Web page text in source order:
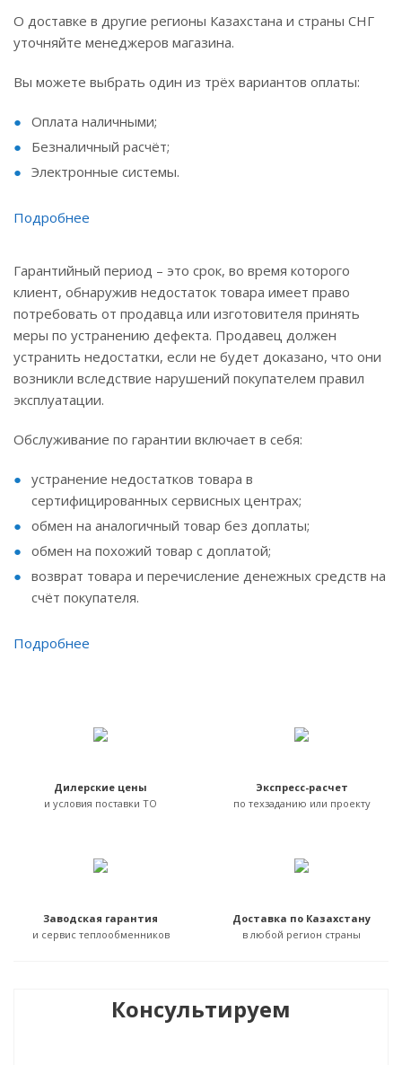
О доставке в другие регионы Казахстана и страны СНГ
уточняйте менеджеров магазина.
Вы можете выбрать один из трёх вариантов оплаты:
Оплата наличными;
Безналичный расчёт;
Электронные системы.
Подробнее
Гарантийный период – это срок, во время которого
клиент, обнаружив недостаток товара имеет право
потребовать от продавца или изготовителя принять
меры по устранению дефекта. Продавец должен
устранить недостатки, если не будет доказано, что они
возникли вследствие нарушений покупателем правил
эксплуатации.
Обслуживание по гарантии включает в себя:
устранение недостатков товара в
сертифицированных сервисных центрах;
обмен на аналогичный товар без доплаты;
обмен на похожий товар с доплатой;
возврат товара и перечисление денежных средств на
счёт покупателя.
Подробнее
Дилерские цены
и условия поставки ТО
Экспресс-расчет
по техзаданию или проекту
Заводская гарантия
и сервис теплообменников
Доставка по Казахстану
в любой регион страны
Консультируем